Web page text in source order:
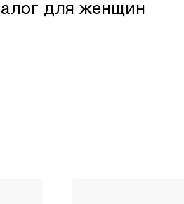
для женщин